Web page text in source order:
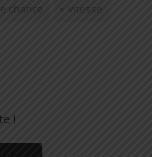
chance vitesse
!